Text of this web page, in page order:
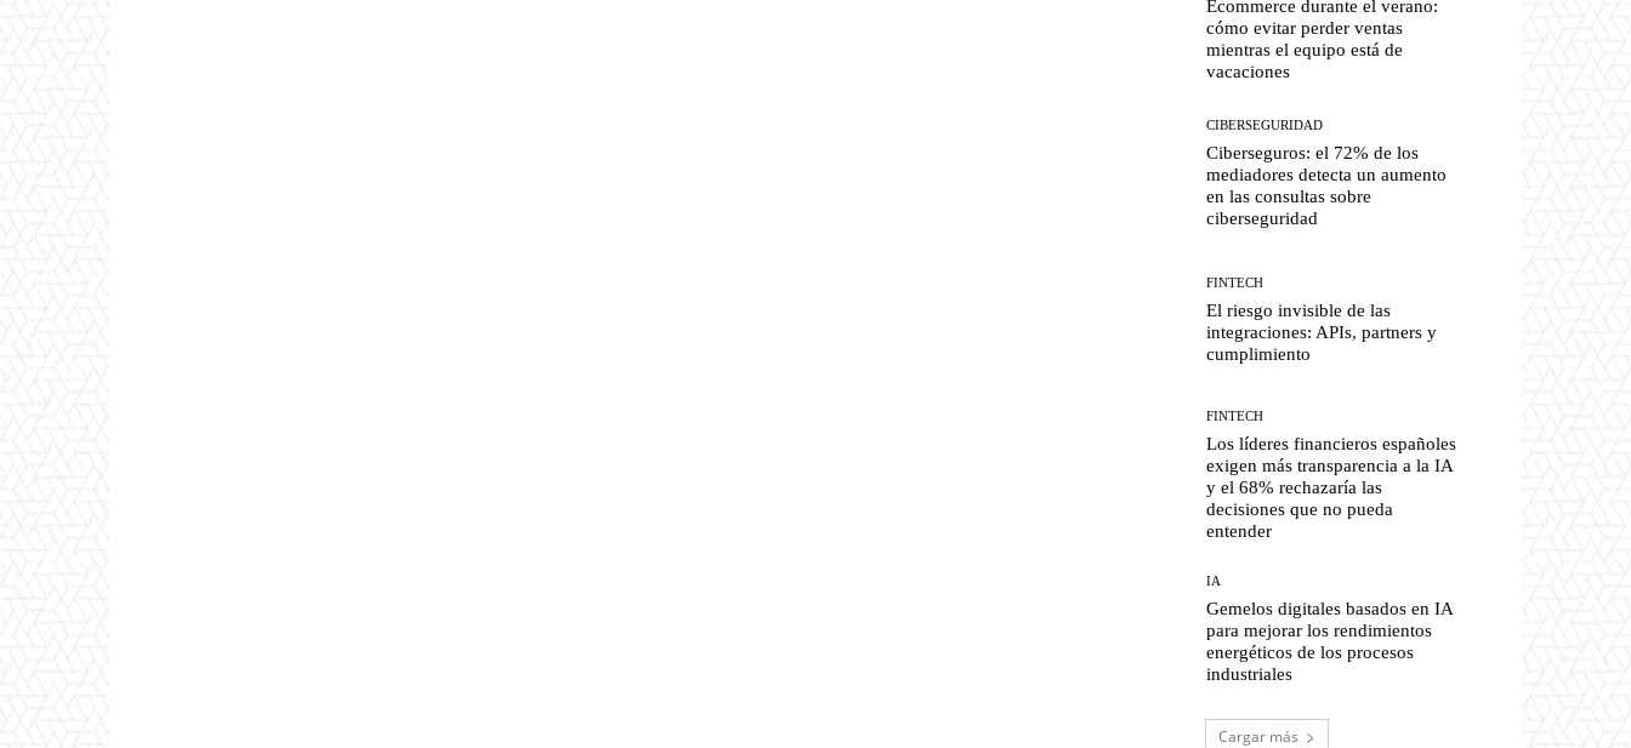
Ecommerce durante el verano:
cómo evitar perder ventas
mientras el equipo está de
vacaciones
CIBERSEGURIDAD
Ciberseguros: el 72% de los
mediadores detecta un aumento
en las consultas sobre
ciberseguridad
FINTECH
El riesgo invisible de las
integraciones: APIs, partners y
cumplimiento
FINTECH
Los líderes financieros españoles
exigen más transparencia a la IA
y el 68% rechazaría las
decisiones que no pueda
entender
IA
Gemelos digitales basados en IA
para mejorar los rendimientos
energéticos de los procesos
industriales
Cargar más